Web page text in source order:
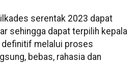
serentak 2023 dapat
sehingga dapat terpilih kepala
definitif melalui proses
bebas, rahasia dan